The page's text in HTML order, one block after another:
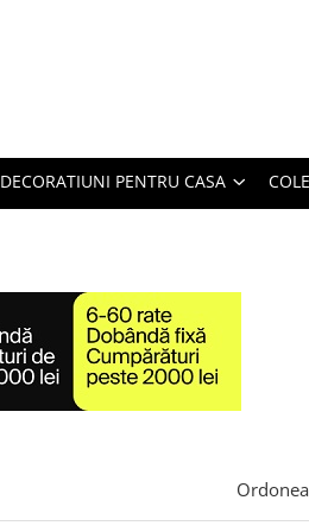
DECORATIUNI PENTRU CASA